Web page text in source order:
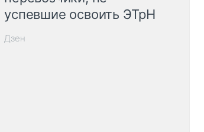
успевшие освоить ЭТрН
Дзен